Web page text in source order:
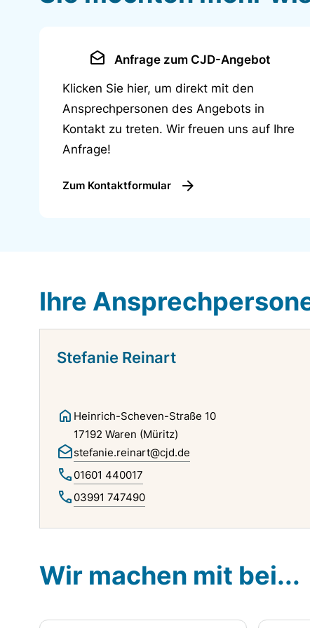
Anfrage zum CJD-Angebot
Klicken Sie hier, um direkt mit den
Ansprechpersonen des Angebots in
Kontakt zu treten. Wir freuen uns auf Ihre
Anfrage!
Zum Kontaktformular
Ihre
Stefanie Reinart
Heinrich-Scheven-Straße 10
17192 Waren (Müritz)
stefanie.reinart@cjd.de
01601 440017
03991 747490
Wir machen mit bei...